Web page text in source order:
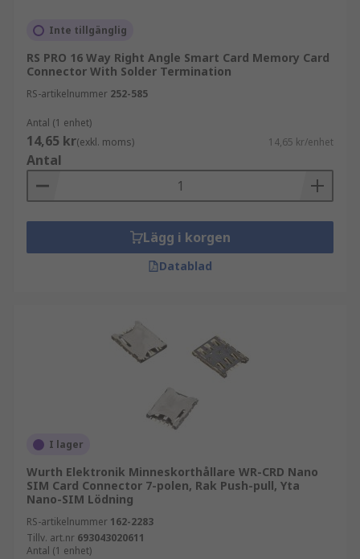
i både konsumentnära och industriella
Inbyggda system och styrkort
Industriell och kommersiell elektronik
Kommunikations- och IoT-enheter
Utrustning för datalogging och mätning
Olika typer av minneskortkontakter
Minneskortkontakter finns i flera utföranden
kompatibilitet och användarvänlighet.
Vanliga varianter är:
SD- och microSD-kontakter
Kontakter för push-push- eller push-pull-
funktion
PCB-monterade minneskortkontakter
Kontakter med kortdetektering
Så väljer du rätt minneskortkontakt
Inte tillgänglig
RS PRO 16 Way Right Angle Smart Card Memory Card
Connector With Solder Termination
RS-artikelnummer 252-585
Antal (1 enhet)
14,65 kr(exkl. moms) 14,65 kr/enhet
Antal
Lägg i korgen
Datablad
I lager
Wurth Elektronik Minneskorthållare WR-CRD Nano
SIM Card Connector 7-polen, Rak Push-pull, Yta
Nano-SIM Lödning
RS-artikelnummer 162-2283
Tillv. art.nr 693043020611
Antal (1 enhet)